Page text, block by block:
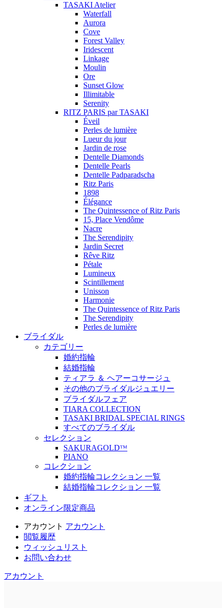
TASAKI Atelier
Waterfall
Aurora
Cove
Forest Valley
Iridescent
Linkage
Moulin
Ore
Sunset Glow
Illimitable
Serenity
RITZ PARIS par TASAKI
Éveil
Perles de lumière
Lueur du jour
Jardin de rose
Dentelle Diamonds
Dentelle Pearls
Dentelle Padparadscha
Ritz Paris
1898
Élégance
The Quintessence of Ritz Paris
15, Place Vendôme
Nacre
The Serendipity
Jardin Secret
Rêve Ritz
Pétale
Lumineux
Scintillement
Unisson
Harmonie
The Quintessence of Ritz Paris
The Serendipity
Perles de lumière
ブライダル
カテゴリー
婚約指輪
結婚指輪
ティアラ ＆ ヘアーコサージュ
その他のブライダルジュエリー
ブライダルフェア
TIARA COLLECTION
TASAKI BRIDAL SPECIAL RINGS
すべてのブライダル
セレクション
SAKURAGOLDᵀᴹ
PIANO
コレクション
婚約指輪コレクション 一覧
結婚指輪コレクション 一覧
ギフト
オンライン限定商品
アカウント アカウント
閲覧履歴
ウィッシュリスト
お問い合わせ
アカウント